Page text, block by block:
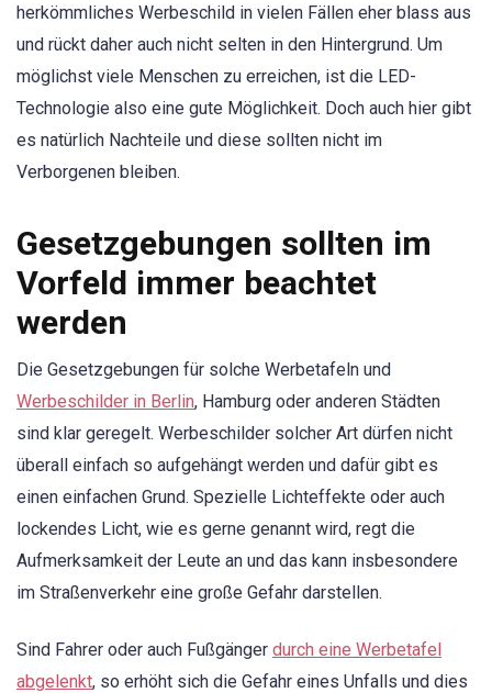
herkömmliches Werbeschild in vielen Fällen eher blass aus
und rückt daher auch nicht selten in den Hintergrund. Um
möglichst viele Menschen zu erreichen, ist die LED-
Technologie also eine gute Möglichkeit. Doch auch hier gibt
es natürlich Nachteile und diese sollten nicht im
Verborgenen bleiben.
Gesetzgebungen sollten im
Vorfeld immer beachtet
werden
Die Gesetzgebungen für solche Werbetafeln und
Werbeschilder in Berlin, Hamburg oder anderen Städten
sind klar geregelt. Werbeschilder solcher Art dürfen nicht
überall einfach so aufgehängt werden und dafür gibt es
einen einfachen Grund. Spezielle Lichteffekte oder auch
lockendes Licht, wie es gerne genannt wird, regt die
Aufmerksamkeit der Leute an und das kann insbesondere
im Straßenverkehr eine große Gefahr darstellen.
Sind Fahrer oder auch Fußgänger durch eine Werbetafel
abgelenkt, so erhöht sich die Gefahr eines Unfalls und dies